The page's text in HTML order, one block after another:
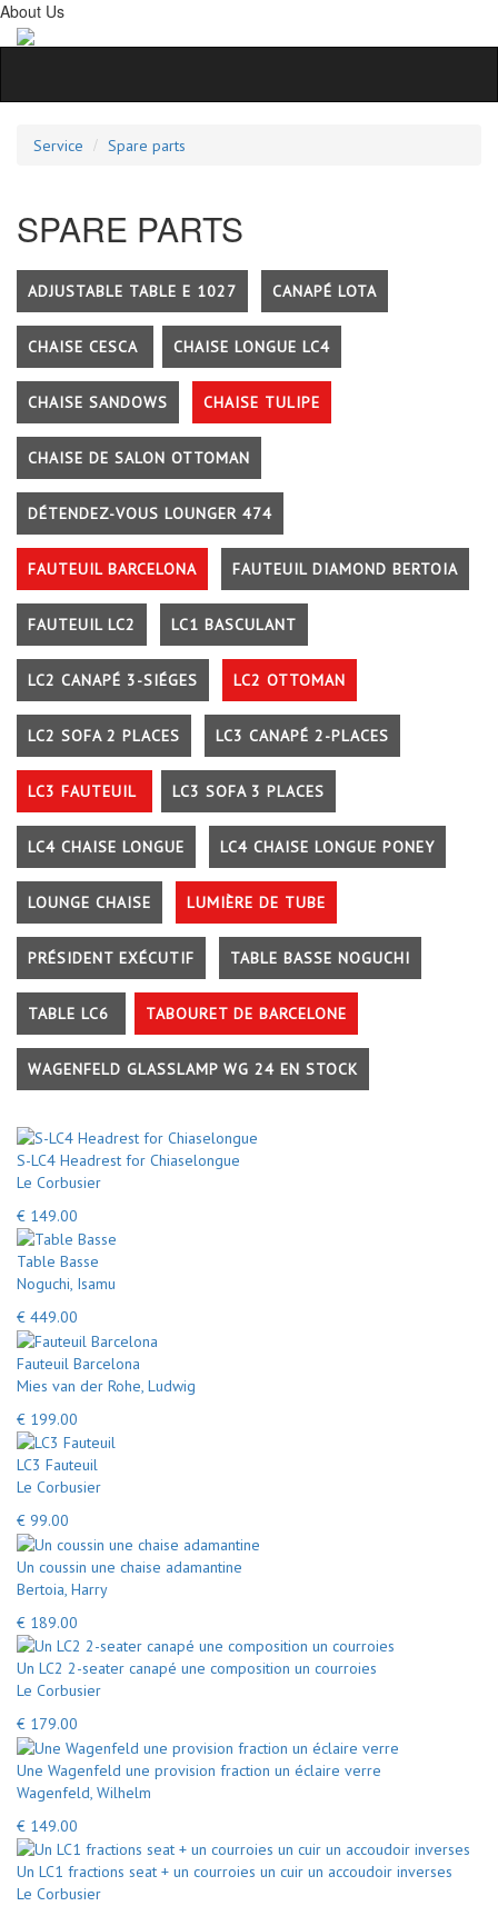
About Us
Service Spare parts
SPARE PARTS
ADJUSTABLE TABLE E 1027 CANAPÉ LOTA
CHAISE CESCA CHAISE LONGUE LC4
CHAISE SANDOWS CHAISE TULIPE
CHAISE DE SALON OTTOMAN
DÉTENDEZ-VOUS LOUNGER 474
FAUTEUIL BARCELONA FAUTEUIL DIAMOND BERTOIA
FAUTEUIL LC2 LC1 BASCULANT
LC2 CANAPÉ 3-SIÉGES LC2 OTTOMAN
LC2 SOFA 2 PLACES LC3 CANAPÉ 2-PLACES
LC3 FAUTEUIL LC3 SOFA 3 PLACES
LC4 CHAISE LONGUE LC4 CHAISE LONGUE PONEY
LOUNGE CHAISE LUMIÈRE DE TUBE
PRÉSIDENT EXÉCUTIF TABLE BASSE NOGUCHI
TABLE LC6 TABOURET DE BARCELONE
WAGENFELD GLASSLAMP WG 24 EN STOCK
S-LC4 Headrest for Chiaselongue
Le Corbusier
€ 149.00
Table Basse
Noguchi, Isamu
€ 449.00
Fauteuil Barcelona
Mies van der Rohe, Ludwig
€ 199.00
LC3 Fauteuil
Le Corbusier
€ 99.00
Un coussin une chaise adamantine
Bertoia, Harry
€ 189.00
Un LC2 2-seater canapé une composition un courroies
Le Corbusier
€ 179.00
Une Wagenfeld une provision fraction un éclaire verre
Wagenfeld, Wilhelm
€ 149.00
Un LC1 fractions seat + un courroies un cuir un accoudoir inverses
Le Corbusier